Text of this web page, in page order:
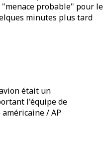
probable" pour le
minutes plus tard
était un
l'équipe de
/ AP